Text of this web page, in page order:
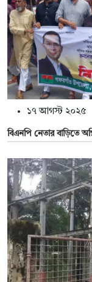
১৭ আগস্ট ২০২৫
বিএনপি নেতার বাড়িতে